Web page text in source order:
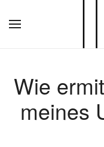
Hauptinhalt
Wie
meines